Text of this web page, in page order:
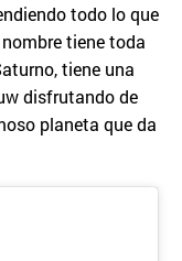
todo lo que
tiene toda
tiene una
disfrutando de
planeta que da